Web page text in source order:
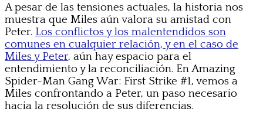
A pesar de las tensiones actuales, la historia nos
muestra que Miles aún valora su amistad con
Peter. Los conflictos y los malentendidos son
comunes en cualquier relación, y en el caso de
Miles y Peter, aún hay espacio para el
entendimiento y la reconciliación. En Amazing
Spider-Man Gang War: First Strike #1, vemos a
Miles confrontando a Peter, un paso necesario
hacia la resolución de sus diferencias.